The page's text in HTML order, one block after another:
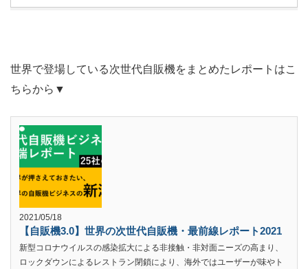
世界で登場している次世代自販機をまとめたレポートはこ
ちらから▼
2021/05/18
【自販機3.0】世界の次世代自販機・最前線レポート2021
新型コロナウイルスの感染拡大による非接触・非対面ニーズの高まり、
ロックダウンによるレストラン閉鎖により、海外ではユーザーが味やト